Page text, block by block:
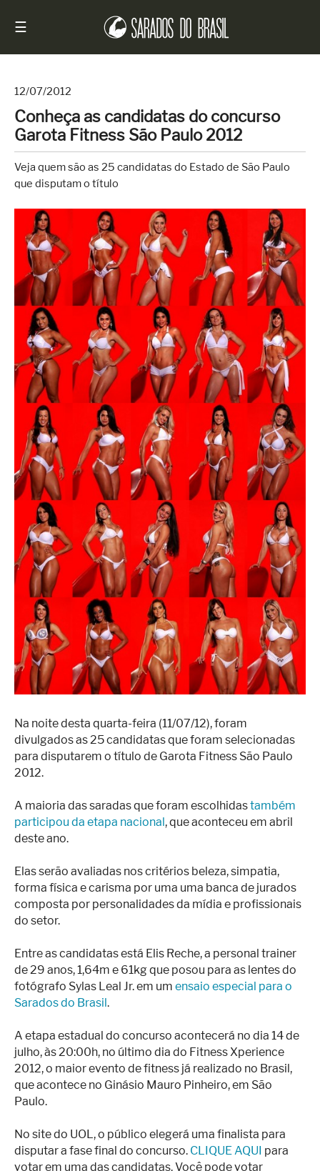
☰
Início
Notícias
Sarados
do
Entrevistas
Antes
e
Depois
Superação
Fisiculturismo
Anabolizantes
Suplementação
Alimentação
Treino
Saúde
Ensaios
Concursos
Moda
Praia
Contato
12/07/2012
Conheça as candidatas do concurso
Garota Fitness São Paulo 2012
Veja quem são as 25 candidatas do Estado de São Paulo
que disputam o título
Na noite desta quarta-feira (11/07/12), foram
divulgados as 25 candidatas que foram selecionadas
para disputarem o título de Garota Fitness São Paulo
2012.
A maioria das saradas que foram escolhidastambém
participou da etapa nacional, que aconteceu em abril
deste ano.
Elas serão avaliadas nos critérios beleza, simpatia,
forma física e carisma por uma uma banca de jurados
composta por personalidades da mídia e profissionais
do setor.
Entre as candidatas está Elis Reche, a personal trainer
de 29 anos, 1,64m e 61kg que posou para as lentes do
fotógrafo Sylas Leal Jr. em um ensaio especial para o
Sarados do Brasil.
A etapa estadual do concurso acontecerá no dia 14 de
julho, às 20:00h, no último dia do Fitness Xperience
2012, o maior evento de fitness já realizado no Brasil,
que acontece no Ginásio Mauro Pinheiro, em São
Paulo.
No site do UOL, o público elegerá uma finalista para
disputar a fase final do concurso. CLIQUE AQUI para
votar em uma das candidatas. Você pode votar